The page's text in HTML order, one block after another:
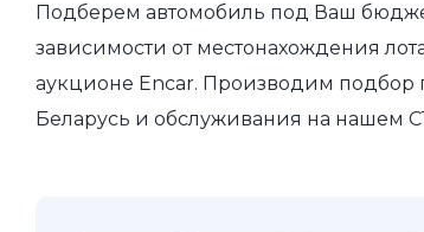
Подберем автомобиль под Ваш
зависимости от местонахождения
аукционе Encar. Производим подбор
Беларусь и обслуживания на нашем